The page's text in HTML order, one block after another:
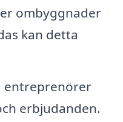
ombyggnader
kan detta
entreprenörer
erbjudanden.